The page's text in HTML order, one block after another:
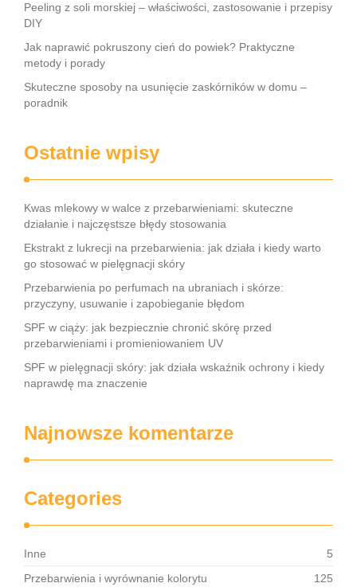
Peeling z soli morskiej – właściwości, zastosowanie i przepisy
DIY
Jak naprawić pokruszony cień do powiek? Praktyczne
metody i porady
Skuteczne sposoby na usunięcie zaskórników w domu –
poradnik
Ostatnie wpisy
Kwas mlekowy w walce z przebarwieniami: skuteczne
działanie i najczęstsze błędy stosowania
Ekstrakt z lukrecji na przebarwienia: jak działa i kiedy warto
go stosować w pielęgnacji skóry
Przebarwienia po perfumach na ubraniach i skórze:
przyczyny, usuwanie i zapobieganie błędom
SPF w ciąży: jak bezpiecznie chronić skórę przed
przebarwieniami i promieniowaniem UV
SPF w pielęgnacji skóry: jak działa wskaźnik ochrony i kiedy
naprawdę ma znaczenie
Najnowsze komentarze
Categories
Inne
5
Przebarwienia i wyrównanie kolorytu
125